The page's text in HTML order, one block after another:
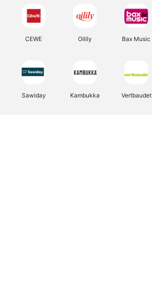
CEWE Oilily Bax Music
Sawiday Kambukka Vertbaudet